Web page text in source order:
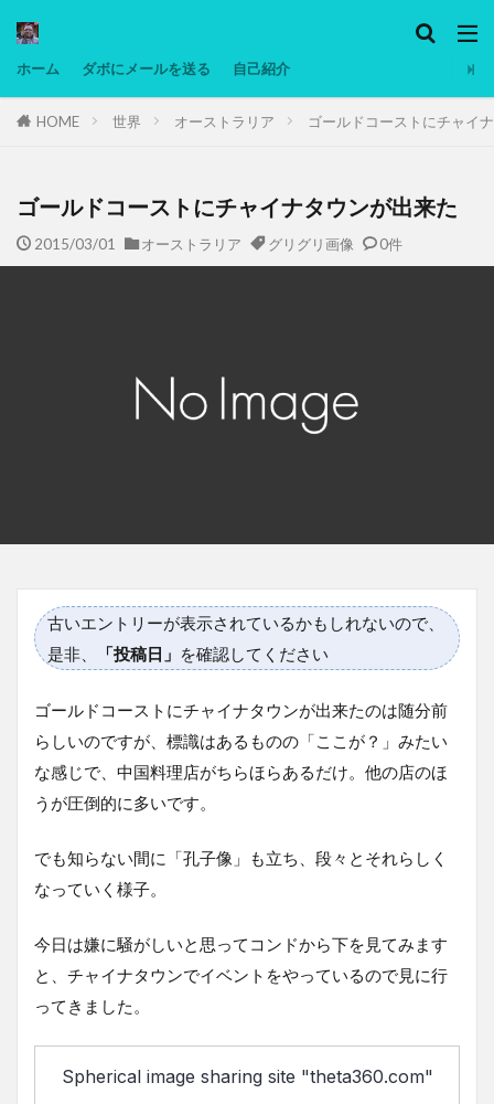
ホーム ダボにメールを送る 自己紹介
HOME 世界 オーストラリア ゴールドコーストにチャイ
ゴールドコーストにチャイナタウンが出来た
2015/03/01 オーストラリア グリグリ画像 0件
古いエントリーが表示されているかもしれないので、
是非、
「投稿日」 を確認してください
ゴールドコーストにチャイナタウンが出来たのは随分前
らしいのですが、標識はあるものの「ここが？」みたい
な感じで、中国料理店がちらほらあるだけ。他の店のほ
うが圧倒的に多いです。
でも知らない間に「孔子像」も立ち、段々とそれらしく
なっていく様子。
今日は嫌に騒がしいと思ってコンドから下を見てみます
と、チャイナタウンでイベントをやっているので見に行
ってきました。
タグ
マレーシア動画
ヨーグルト
備忘録
動画 日本人村社会 脱水シート